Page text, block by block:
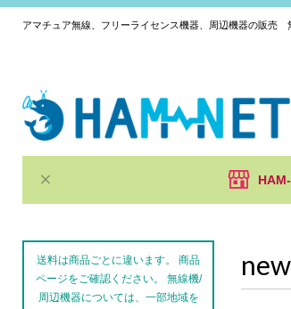
アマチュア無線、フリーライセンス機器、周辺機器の販売
送料は商品ごとに違います。 商品
ページをご確認ください。 無線機/
周辺機器については、一部地域を